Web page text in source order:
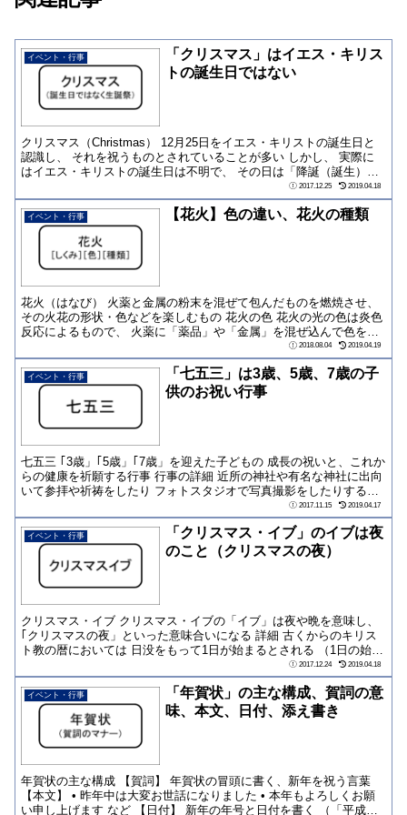
イベント・行事
「クリスマス」はイエス・キリス
トの誕生日ではない
クリスマス（Christmas） 12月25日をイエス・キリストの誕生日と
認識し、 それを祝うものとされていることが多い しかし、 実際に
はイエス・キリストの誕生日は不明で、 その日は「降誕（誕生）
2017.12.25 2019.04.18
イベント・行事 【花火】色の違い、花火の種類
花火（はなび） 火薬と金属の粉末を混ぜて包んだものを燃焼させ、
その火花の形状・色などを楽しむもの 花火の色 花火の光の色は炎色
反応によるもので、 火薬に「薬品」や「金属」を混ぜ込んで色を出
2018.08.04 2019.04.19
イベント・行事
「七五三」は3歳、5歳、7歳の子
供のお祝い行事
七五三 ｢3歳」｢5歳」｢7歳」を迎えた子どもの 成長の祝いと、これか
らの健康を祈願する行事 行事の詳細 近所の神社や有名な神社に出向
いて参拝や祈祷をしたり フォトスタジオで写真撮影をしたりする
2017.11.15 2019.04.17
イベント・行事
「クリスマス・イブ」のイブは夜
のこと（クリスマスの夜）
クリスマス・イブ クリスマス・イブの「イブ」は夜や晩を意味し、
｢クリスマスの夜」といった意味合いになる 詳細 古くからのキリス
ト教の暦においては 日没をもって1日が始まるとされる （1日の始ま
2017.12.24 2019.04.18
イベント・行事
「年賀状」の主な構成、賀詞の意
味、本文、日付、添え書き
年賀状の主な構成 【賀詞】 年賀状の冒頭に書く、新年を祝う言葉
【本文】 • 昨年中は大変お世話になりました • 本年もよろしくお願
い申し上げます など 【日付】 新年の年号と日付を書く （「平成